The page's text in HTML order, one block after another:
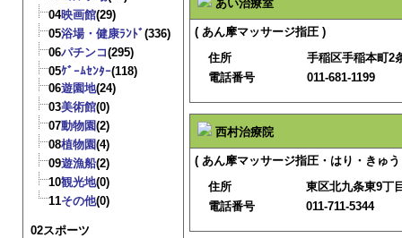
04映画館(29)
05浴場・健康ﾗﾝﾄﾞ(336)
06パチンコ(295)
05ｹﾞｰﾑｾﾝﾀｰ(118)
06遊園地(24)
03美術館(0)
07動物園(2)
08植物園(4)
09遊漁船(2)
10観光地(0)
11その他(0)
02スポーツ
あい治療室
( あん摩マッサージ指圧 )
住所
手稲区手稲本町2
電話番号
011-681-1199
西村治療院
( あん摩マッサージ指圧・はり・きゅ
住所
東区北九条東9丁
電話番号
011-711-5344